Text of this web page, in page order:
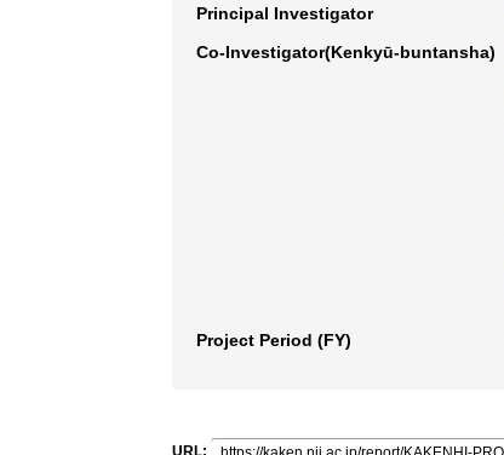
Principal Investigator
Co-Investigator(Kenkyū-buntansha)
Project Period (FY)
URL: